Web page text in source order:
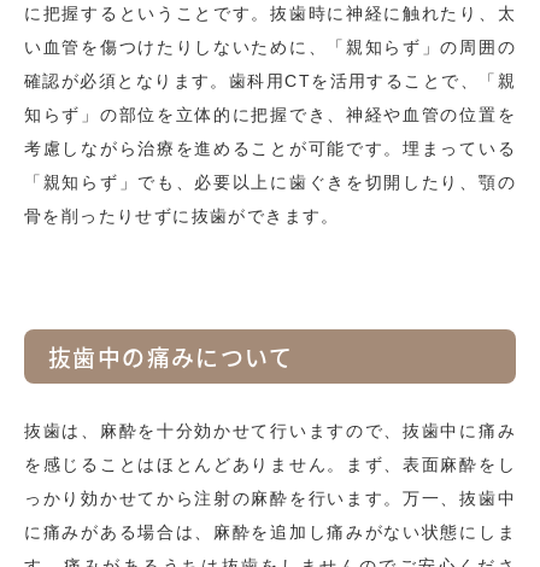
に把握するということです。抜歯時に神経に触れたり、太
い血管を傷つけたりしないために、「親知らず」の周囲の
確認が必須となります。歯科用CTを活用することで、「親
知らず」の部位を立体的に把握でき、神経や血管の位置を
考慮しながら治療を進めることが可能です。埋まっている
「親知らず」でも、必要以上に歯ぐきを切開したり、顎の
骨を削ったりせずに抜歯ができます。
抜歯中の痛みについて
抜歯は、麻酔を十分効かせて行いますので、抜歯中に痛み
を感じることはほとんどありません。まず、表面麻酔をし
っかり効かせてから注射の麻酔を行います。万一、抜歯中
に痛みがある場合は、麻酔を追加し痛みがない状態にしま